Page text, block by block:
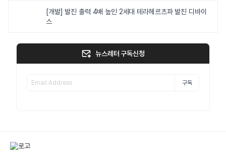
[개발] 발진 출력 4배 높인 2세대 테라헤르츠파 발진 디바이
스
뉴스레터 구독신청
구독